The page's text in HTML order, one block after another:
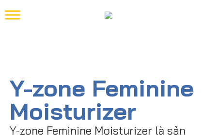
Y-zone Feminine
Moisturizer
Y-zone Feminine Moisturizer là sản